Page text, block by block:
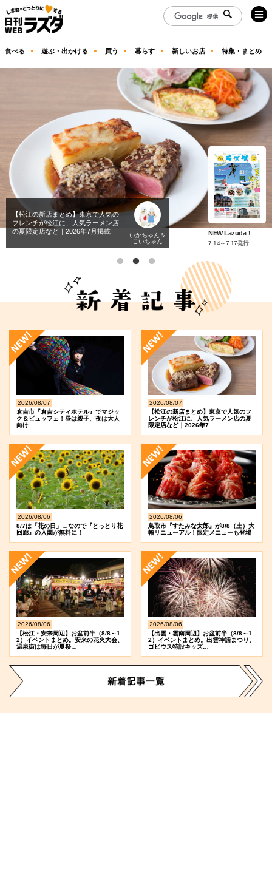
食べる 遊ぶ・出かける 買う 暮らす 新しいお店 特集・まとめ
NEW Lazuda！
7.14～7.17発行
倉吉市『倉吉シティホテル』でマジ
ック＆ビュッフェ！昼は親子、夜は
大人向け
いかちゃん＆
こいちゃん
【松江の新店まとめ】東京で人気の
フレンチが松江に、人気ラーメン店
の夏限定店など｜2026年7月掲載
いかちゃん＆
こいちゃん
8/7は「花の日」…なので『とっと
り花回廊』の入園が無料に！
編集部いしや
ん
2026/08/07
倉吉市『倉吉シティホテル』でマジッ
ク＆ビュッフェ！昼は親子、夜は大人
向け
2026/08/07
【松江の新店まとめ】東京で人気のフ
レンチが松江に、人気ラーメン店の夏
限定店など｜2026年7…
2026/08/06
8/7は「花の日」…なので『とっとり花
回廊』の入園が無料に！
2026/08/06
鳥取市『すたみな太郎』が8/8（土）大
幅リニューアル！限定メニューも登場
2026/08/06
【松江・安来周辺】お盆前半（8/8～1
2）イベントまとめ。安来の花火大会、
温泉街は毎日が夏祭…
2026/08/06
【出雲・雲南周辺】お盆前半（8/8～1
2）イベントまとめ。出雲神話まつり、
ゴビウス特設キッズ…